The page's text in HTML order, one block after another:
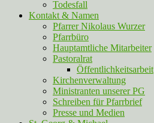
Todesfall
Kontakt & Namen
Pfarrer Nikolaus Wurzer
Pfarrbüro
Hauptamtliche Mitarbeiter
Pastoralrat
Öffentlichkeitsarbeit
Kirchenverwaltung
Ministranten unserer PG
Schreiben für Pfarrbrief
Presse und Medien